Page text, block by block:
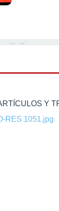
Y
RES 1051.jpg